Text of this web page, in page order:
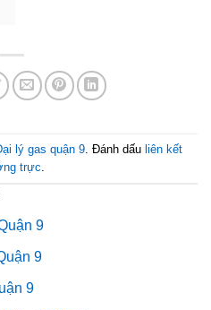
lý gas quận 9 . Đánh dấu liên kết
trực
9
9
9